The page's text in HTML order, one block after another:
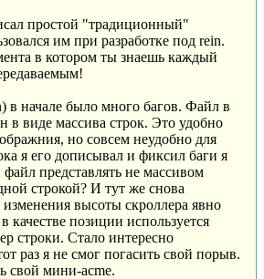
простой "традиционный"
им при разработке под rein.
в котором ты знаешь каждый
в начале было много багов. Файл в
в виде массива строк. Это удобно
но совсем неудобно для
я его дописывал и фиксил баги я
представлять не массивом
строкой? И тут же снова
высоты скроллера явно
качестве позиции используется
строки. Стало интересно
раз я не смог погасить свой порыв.
свой мини-acme.